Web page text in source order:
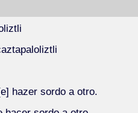
hazer sordo a otro.